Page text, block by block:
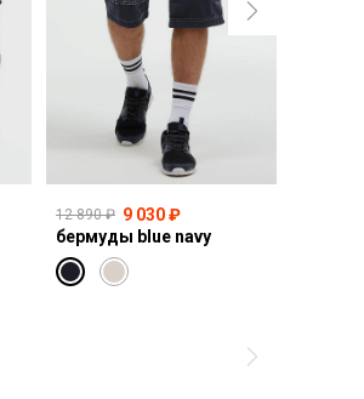
12 890 ₽ 9 030 ₽
бермуды blue navy